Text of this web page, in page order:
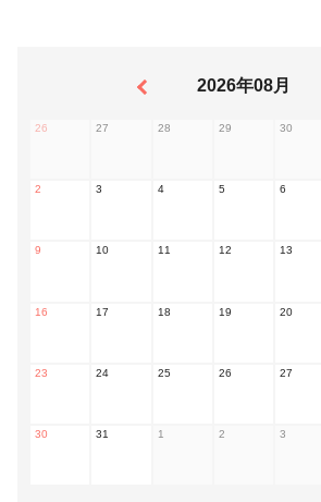
2026年08月
26 27 28 29 30
2 3 4 5 6
9 10 11 12 13
16 17 18 19 20
23 24 25 26 27
30 31 1 2 3